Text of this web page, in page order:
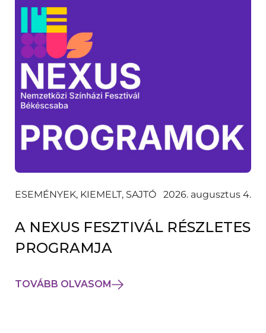
ESEMÉNYEK, KIEMELT, SAJTÓ 2026. augusztus 4.
A NEXUS FESZTIVÁL RÉSZLETES
PROGRAMJA
TOVÁBB OLVASOM